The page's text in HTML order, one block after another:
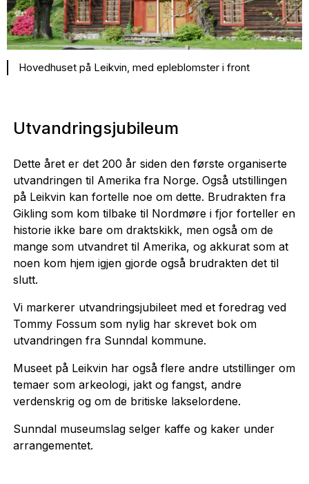
Hovedhuset på Leikvin, med epleblomster i front
Utvandringsjubileum
Dette året er det 200 år siden den første organiserte
utvandringen til Amerika fra Norge. Også utstillingen
på Leikvin kan fortelle noe om dette. Brudrakten fra
Gikling som kom tilbake til Nordmøre i fjor forteller en
historie ikke bare om draktskikk, men også om de
mange som utvandret til Amerika, og akkurat som at
noen kom hjem igjen gjorde også brudrakten det til
slutt.
Vi markerer utvandringsjubileet med et foredrag ved
Tommy Fossum som nylig har skrevet bok om
utvandringen fra Sunndal kommune.
Museet på Leikvin har også flere andre utstillinger om
temaer som arkeologi, jakt og fangst, andre
verdenskrig og om de britiske lakselordene.
Sunndal museumslag selger kaffe og kaker under
arrangementet.